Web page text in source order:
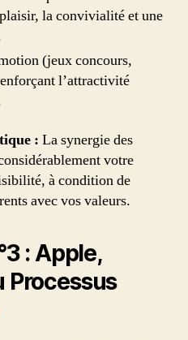
la convivialité et une
(jeux concours,
l’attractivité
: La synergie des
votre
à condition de
avec vos valeurs.
: Apple,
Processus